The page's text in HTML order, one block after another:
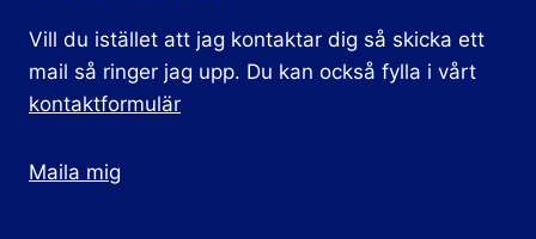
Vill du istället att jag kontaktar dig så skicka ett
mail så ringer jag upp. Du kan också fylla i vårt
kontaktformulär
Maila mig